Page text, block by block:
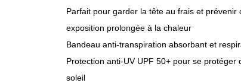
Parfait pour garder la tête au frais et prévenir
exposition prolongée à la chaleur
Bandeau anti-transpiration absorbant et
Protection anti-UV UPF 50+ pour se protéger
soleil